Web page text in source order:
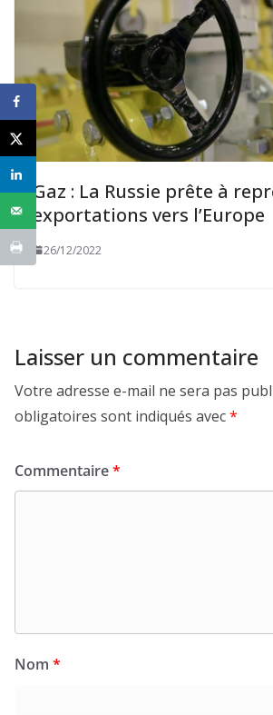
Gaz : La Russie prête à
exportations vers l’Europe
26/12/2022
Laisser un commentaire
Votre adresse e-mail ne sera pas
obligatoires sont indiqués avec*
Commentaire*
Nom *